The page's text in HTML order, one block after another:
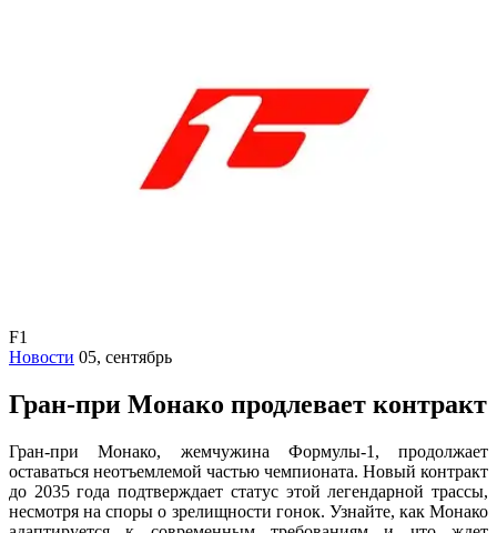
F1
Новости 05, сентябрь
Гран-при Монако продлевает контракт
Гран-при Монако, жемчужина Формулы-1, продолжает
оставаться неотъемлемой частью чемпионата. Новый контракт
до 2035 года подтверждает статус этой легендарной трассы,
несмотря на споры о зрелищности гонок. Узнайте, как Монако